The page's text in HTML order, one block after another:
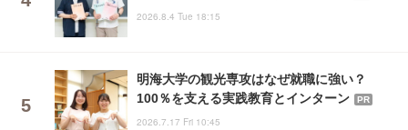
2026.8.4 Tue 18:15
明海大学の観光専攻はなぜ就職に強い？
100％を支える実践教育とインターン
PR
2026.7.17 Fri 10:45